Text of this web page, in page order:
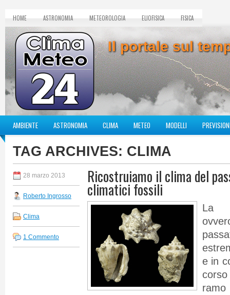
HOME ASTRONOMIA METEOROLOGIA ELIOFISICA FISICA
Il portale sul
AMBIENTE ASTRONOMIA CLIMA METEO MODELLI
TAG ARCHIVES: CLIMA
28 marzo 2013
Roberto Ingrosso
Clima
1 Commento
Ricostruiamo il clima del
climatici fossili
La
e in